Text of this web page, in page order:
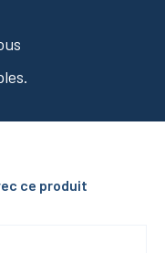
ce produit